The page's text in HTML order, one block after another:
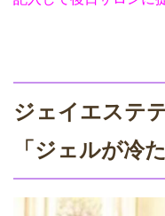
ジェイエステ
「ジェルが冷